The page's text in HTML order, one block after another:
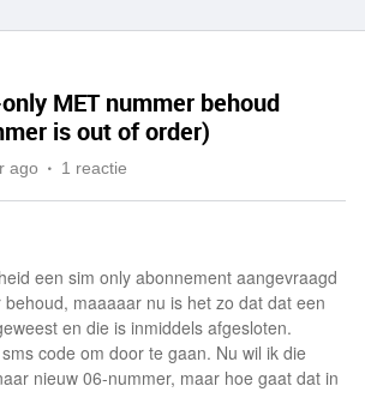
MET nummer behoud
is out of order)
ago 1 reactie
een sim only abonnement aangevraagd
maaaaar nu is het zo dat dat een
en die is inmiddels afgesloten.
code om door te gaan. Nu wil ik die
nieuw 06-nummer, maar hoe gaat dat in